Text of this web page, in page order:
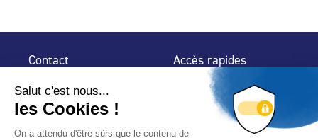
Contact
32 rue de Mogador
75 009 Paris
Accès rapides
Espace Presse
Trouver un
professionnel